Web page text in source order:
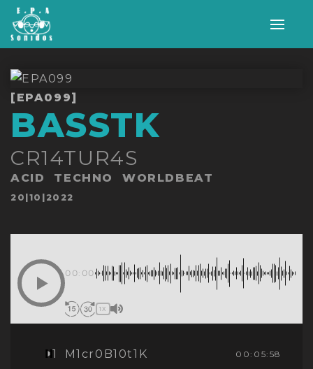
[EPA099]
BASSTK
CR14TUR4S
ACID TECHNO
WORLDBEAT
Publicado
20|10|2022
00:00
1X
1 M1cr0B10t1K 00:05:58